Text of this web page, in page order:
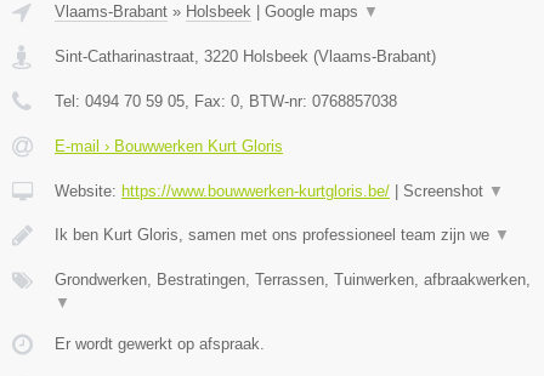
Vlaams-Brabant » Holsbeek | Google maps ▼
Sint-Catharinastraat 3220 Holsbeek (Vlaams-Brabant)
Tel: 0494 70 59 05 , Fax: 0 , BTW-nr: 0768857038
E-mail › Bouwwerken Kurt Gloris
Website: https://www.bouwwerken-kurtgloris.be/ | Screenshot ▼
Ik ben Kurt Gloris, samen met ons professioneel team zijn we ▼
Grondwerken, Bestratingen, Terrassen, Tuinwerken, afbraakwerken,
▼
Er wordt gewerkt op afspraak.